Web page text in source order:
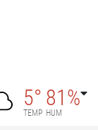
5°
TEMP
81%
HUM